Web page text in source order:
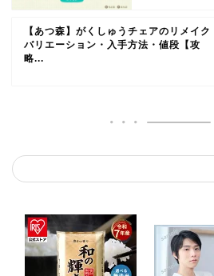
【あつ森】がくしゅうチェアのリメイク
バリエーション・入手方法・値段【攻
略...